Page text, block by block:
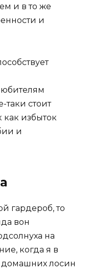
и в то же
и
таки стоит
как избыток
и
гардероб, то
вон
на
когда я в
лосин